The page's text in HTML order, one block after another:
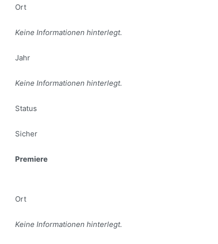
Ort
Keine Informationen hinterlegt.
Jahr
Keine Informationen hinterlegt.
Status
Sicher
Premiere
Ort
Keine Informationen hinterlegt.